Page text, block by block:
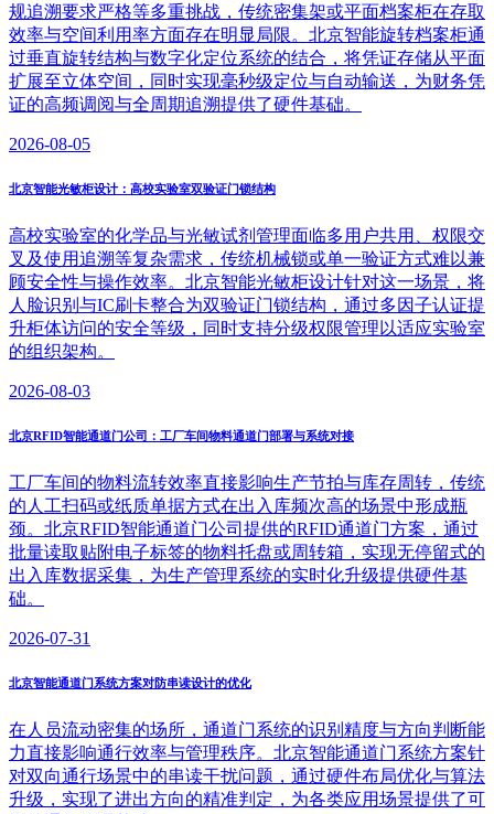
规追溯要求严格等多重挑战，传统密集架或平面档案柜在存取
效率与空间利用率方面存在明显局限。北京智能旋转档案柜通
过垂直旋转结构与数字化定位系统的结合，将凭证存储从平面
扩展至立体空间，同时实现毫秒级定位与自动输送，为财务凭
证的高频调阅与全周期追溯提供了硬件基础。
2026-08-05
北京智能光敏柜设计：高校实验室双验证门锁结构
高校实验室的化学品与光敏试剂管理面临多用户共用、权限交
叉及使用追溯等复杂需求，传统机械锁或单一验证方式难以兼
顾安全性与操作效率。北京智能光敏柜设计针对这一场景，将
人脸识别与IC刷卡整合为双验证门锁结构，通过多因子认证提
升柜体访问的安全等级，同时支持分级权限管理以适应实验室
的组织架构。
2026-08-03
北京RFID智能通道门公司：工厂车间物料通道门部署与系统对接
工厂车间的物料流转效率直接影响生产节拍与库存周转，传统
的人工扫码或纸质单据方式在出入库频次高的场景中形成瓶
颈。北京RFID智能通道门公司提供的RFID通道门方案，通过
批量读取贴附电子标签的物料托盘或周转箱，实现无停留式的
出入库数据采集，为生产管理系统的实时化升级提供硬件基
础。
2026-07-31
北京智能通道门系统方案对防串读设计的优化
在人员流动密集的场所，通道门系统的识别精度与方向判断能
力直接影响通行效率与管理秩序。北京智能通道门系统方案针
对双向通行场景中的串读干扰问题，通过硬件布局优化与算法
升级，实现了进出方向的精准判定，为各类应用场景提供了可